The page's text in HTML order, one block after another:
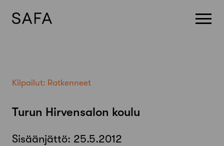
Kilpailut: Ratkenneet
Turun Hirvensalon koulu
Sisäänjättö: 25.5.2012